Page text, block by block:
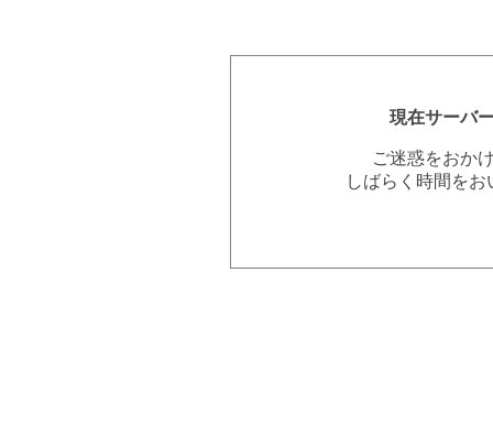
現在サーバ
ご迷惑をおか
しばらく時間を